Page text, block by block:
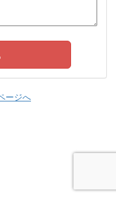
ージへ